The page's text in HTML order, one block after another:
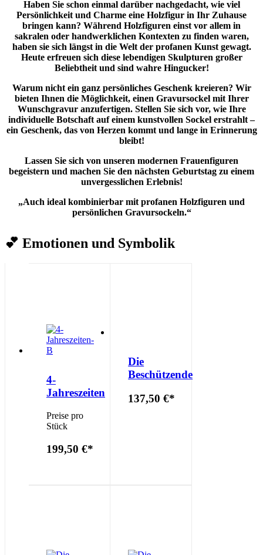
Haben Sie schon einmal darüber nachgedacht, wie viel
Persönlichkeit und Charme eine Holzfigur in Ihr Zuhause
bringen kann? Während Holzfiguren einst vor allem in
sakralen oder handwerklichen Kontexten zu finden waren,
haben sie sich längst in die Welt der profanen Kunst gewagt.
Heute erfreuen sich diese lebendigen Skulpturen großer
Beliebtheit und sind wahre Hingucker!
Warum nicht ein ganz persönliches Geschenk kreieren? Wir
bieten Ihnen die Möglichkeit, einen Gravursockel mit Ihrer
Wunschgravur anzufertigen. Stellen Sie sich vor, wie Ihre
individuelle Botschaft auf einem kunstvollen Sockel erstrahlt –
ein Geschenk, das von Herzen kommt und lange in Erinnerung
bleibt!
Lassen Sie sich von unseren modernen Frauenfiguren
begeistern und machen Sie den nächsten Geburtstag zu einem
unvergesslichen Erlebnis!
„Auch ideal kombinierbar mit profanen Holzfiguren und
persönlichen Gravursockeln.“
💕 Emotionen und Symbolik
4-
Jahreszeiten
Preise pro
Stück
199,50 €*
Die
Beschützende
137,50 €*